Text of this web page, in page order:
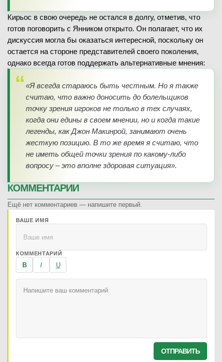
Кирьос в свою очередь не остался в долгу, отметив, что
готов поговорить с Янником открыто. Он полагает, что их
дискуссия могла бы оказаться интересной, поскольку он
остается на стороне представителей своего поколения,
однако всегда готов поддержать альтернативные мнения:
«Я всегда стараюсь быть честным. Но я также
считаю, что важно доносить до болельщиков
точку зрения игроков не только в тех случаях,
когда они едины в своем мнении, но и когда такие
легенды, как Джон Макинрой, занимают очень
жесткую позицию. В то же время я считаю, что
не иметь общей точки зрения по какому-либо
вопросу – это вполне здоровая ситуация».
КОММЕНТАРИИ
Ещё нет комментариев — напишите первый.
ВАШЕ ИМЯ
КОММЕНТАРИЙ
B I U
ОТПРАВИТЬ